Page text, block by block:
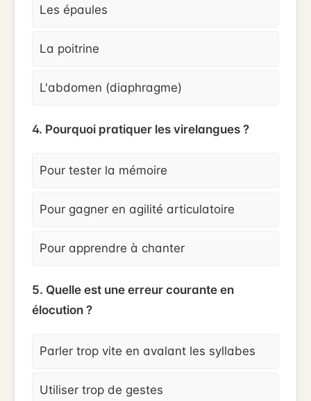
Les épaules
La poitrine
L'abdomen (diaphragme)
4. Pourquoi pratiquer les virelangues ?
Pour tester la mémoire
Pour gagner en agilité articulatoire
Pour apprendre à chanter
5. Quelle est une erreur courante en
élocution ?
Parler trop vite en avalant les syllabes
Utiliser trop de gestes